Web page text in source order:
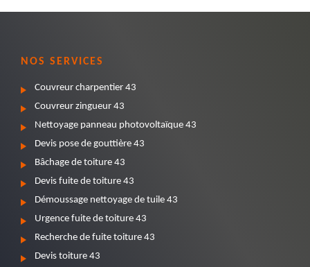
NOS SERVICES
Couvreur charpentier 43
Couvreur zingueur 43
Nettoyage panneau photovoltaïque 43
Devis pose de gouttière 43
Bâchage de toiture 43
Devis fuite de toiture 43
Démoussage nettoyage de tuile 43
Urgence fuite de toiture 43
Recherche de fuite toiture 43
Devis toiture 43